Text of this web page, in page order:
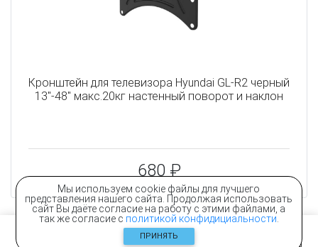
Мы используем cookie файлы для лучшего
представления нашего сайта. Продолжая использовать
сайт Вы даёте согласие на работу с этими файлами, а
так же согласие с политикой конфидициальности
ПРИНЯТЬ
Кронштейн для телевизора Hyundai GL-R2 черный
13"-48" макс.20кг настенный поворот и наклон
680 ₽
Контакты Корзина